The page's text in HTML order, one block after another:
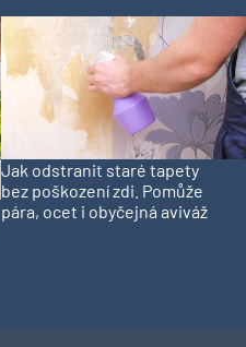
Jak odstranit staré tapety
bez poškození zdi. Pomůže
pára, ocet i obyčejná aviváž